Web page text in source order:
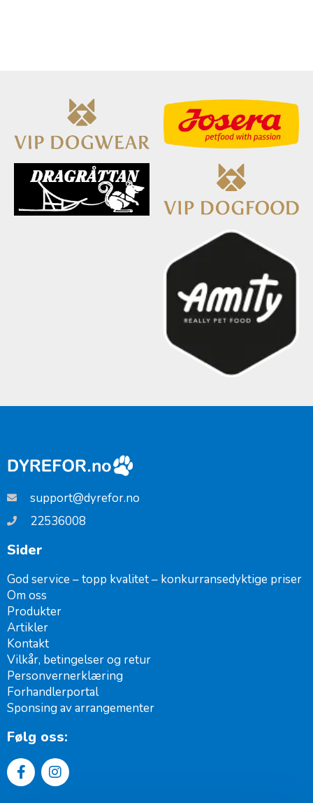
support@dyrefor.no
22536008
Sider
God service – topp kvalitet – konkurransedyktige priser
Om oss
Produkter
Artikler
Kontakt
Vilkår, betingelser og retur
Personvernerklæring
Forhandlerportal
Sponsing av arrangementer ​
Følg oss: